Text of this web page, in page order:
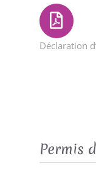
Déclaration
Permis